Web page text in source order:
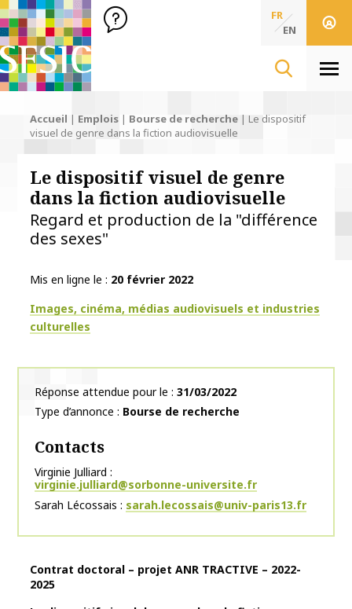
SFSIC Société Française des Sciences de l'Information & de
Société Française des Sciences
de l'Information
FR
EN
Accueil | Emplois | Bourse de recherche | Le dispositif
visuel de genre dans la fiction audiovisuelle
Le dispositif visuel de genre
dans la fiction audiovisuelle
Regard et production de la "différence
des sexes"
Mis en ligne le
20 février 2022
Thématiques
Images, cinéma, médias audiovisuels et industries
culturelles
Réponse attendue pour le
31/03/2022
Type d’annonce
Bourse de recherche
Contacts
Virginie Julliard
virginie.julliard@sorbonne-universite.fr
Sarah Lécossais
sarah.lecossais@univ-paris13.fr
Contrat doctoral – projet ANR TRACTIVE – 2022-
2025